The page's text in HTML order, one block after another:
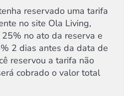
reservado uma tarifa
no site Ola Living,
no ato da reserva e
2 dias antes da data de
reservou a tarifa não
cobrado o valor total